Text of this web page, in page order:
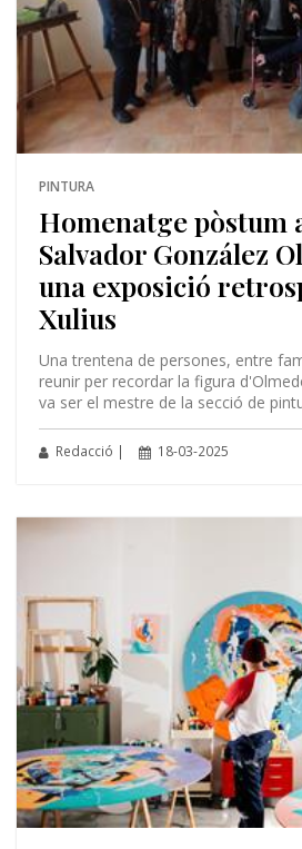
PINTURA
Homenatge pòstum
Salvador González
una exposició
Xulius
Una trentena de persones, entre
reunir per recordar la figura
va ser el mestre de la secció de
Redacció | 18-03-2025